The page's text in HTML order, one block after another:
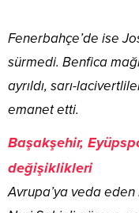
Fenerbahçe’de ise
sürmedi. Benfica
ayrıldı, sarı-
emanet etti.
Başakşehir,
değişiklikleri
Avrupa’ya veda eden